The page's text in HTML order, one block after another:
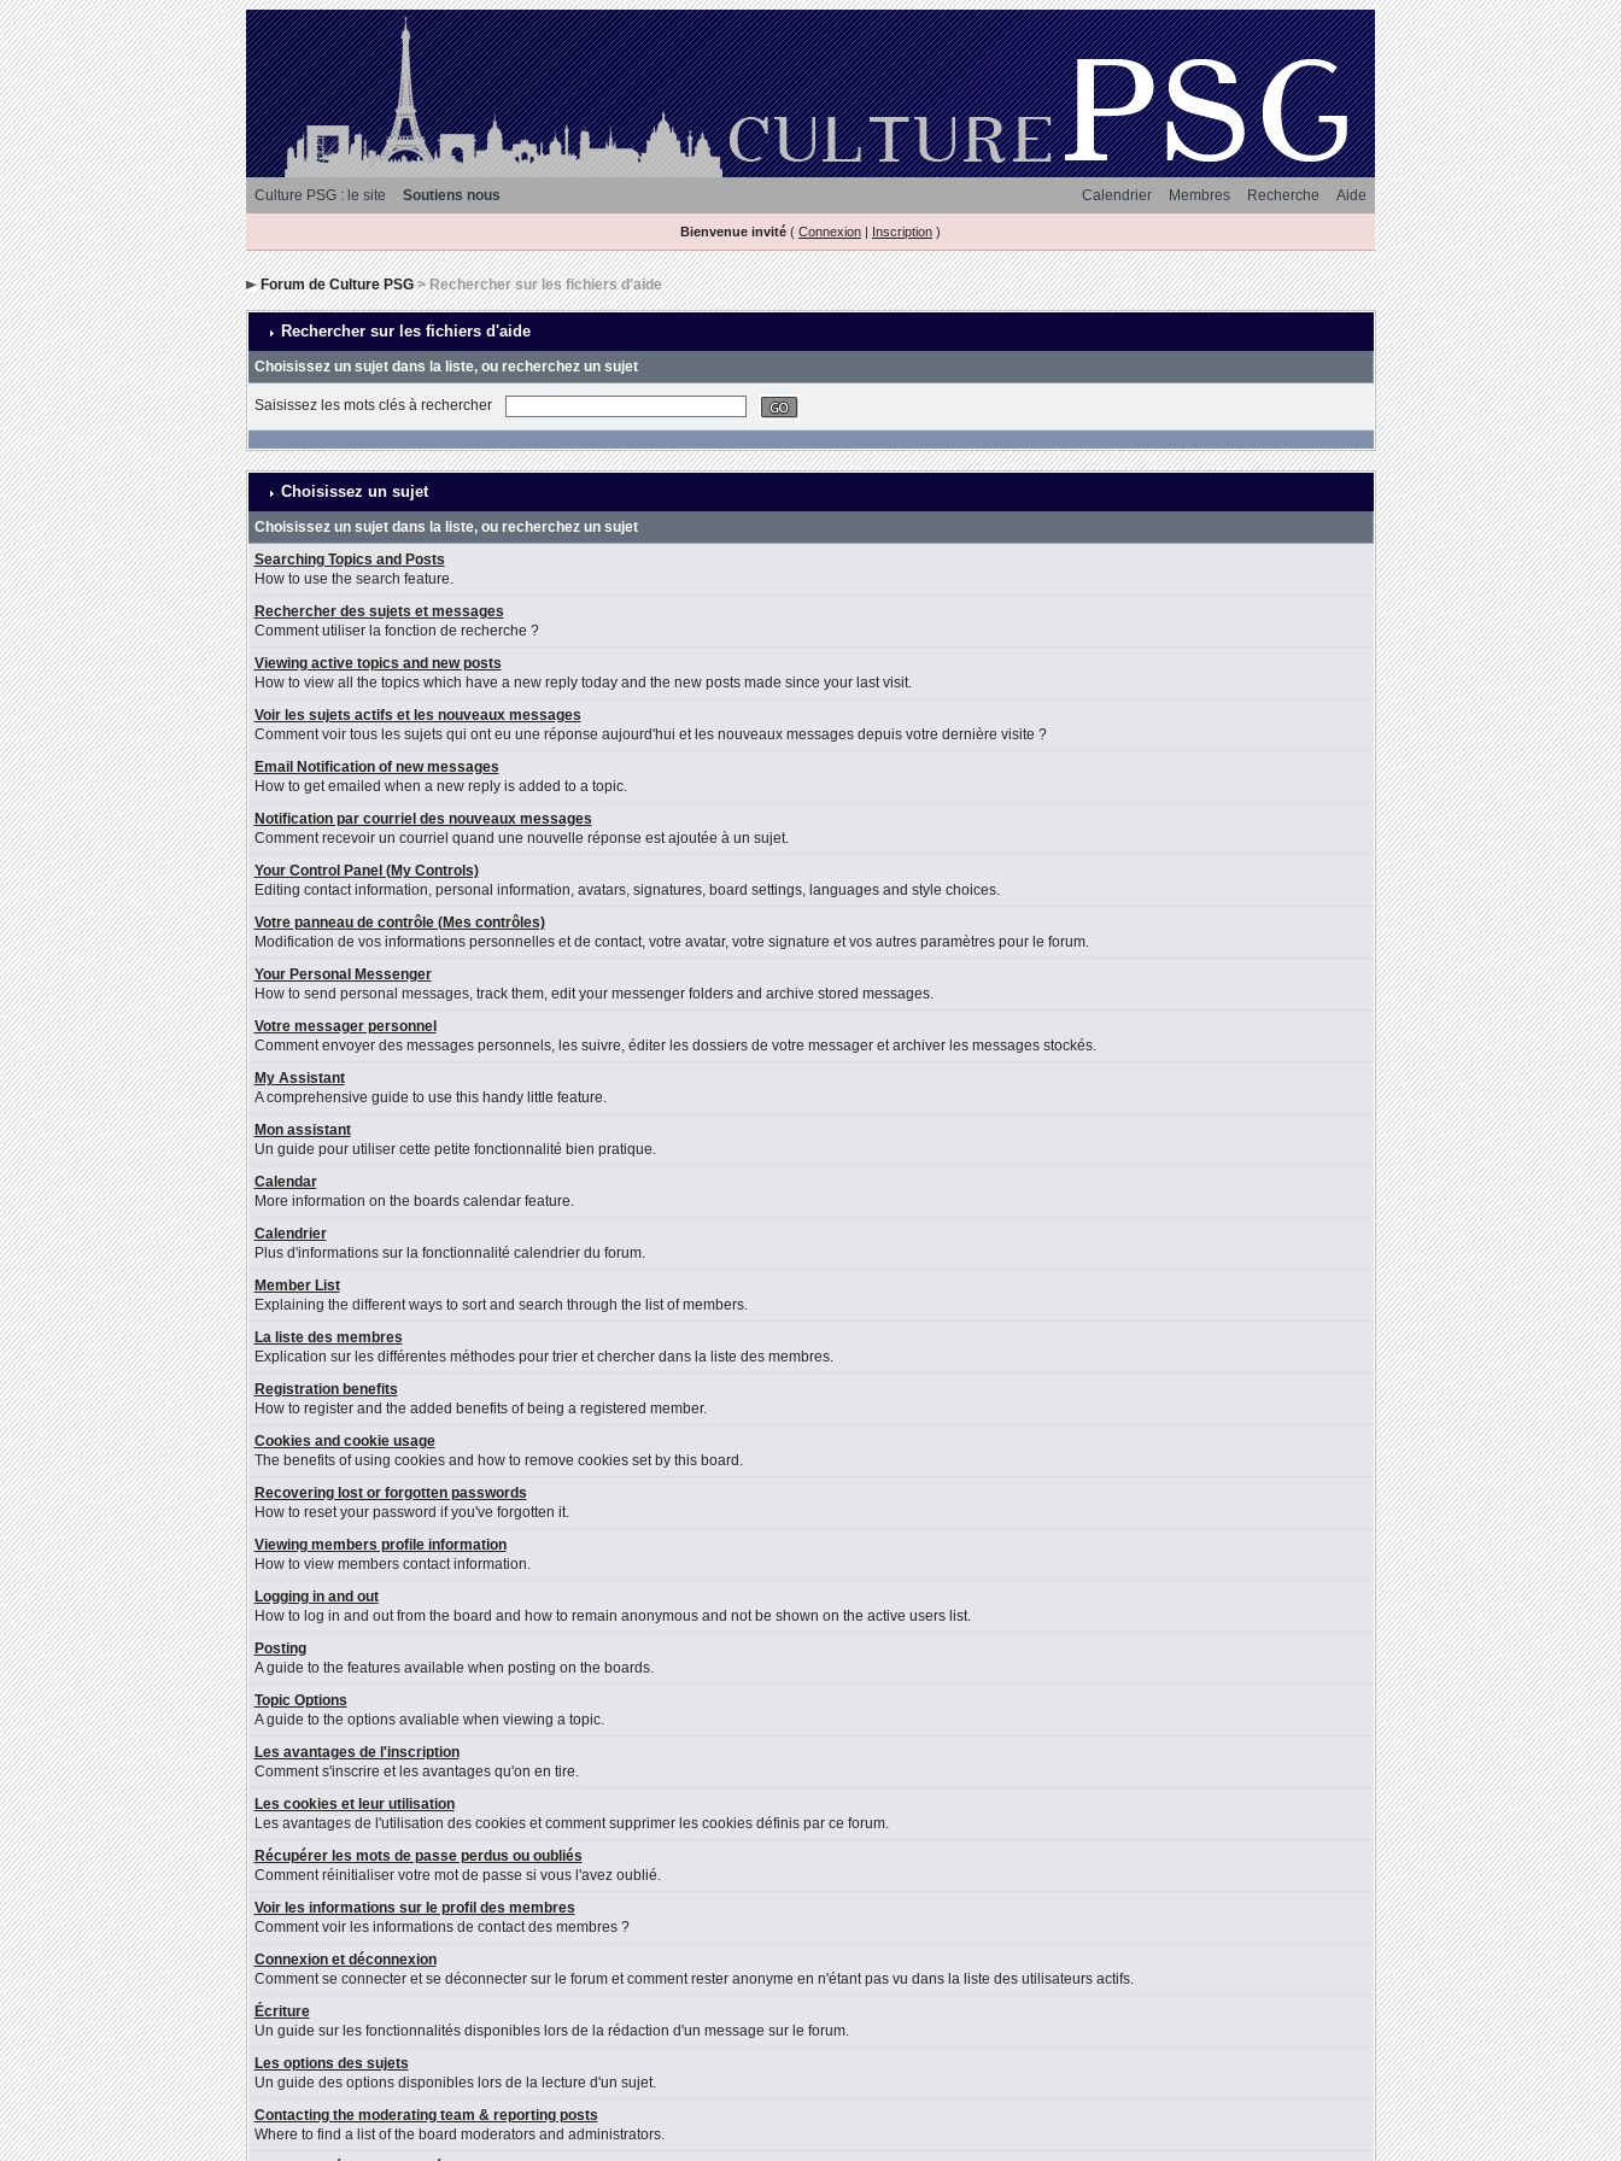
Culture PSG : le site Soutiens nous Aide
Recherche
Membres
Calendrier
Bienvenue invité ( Connexion | Inscription )
Forum de Culture PSG> Rechercher sur les fichiers d'aide
Rechercher sur les fichiers d'aide
Choisissez un sujet dans la liste, ou recherchez un sujet
Saisissez les mots clés à rechercher
Choisissez un sujet
Choisissez un sujet dans la liste, ou recherchez un sujet
Searching Topics and Posts
How to use the search feature.
Rechercher des sujets et messages
Comment utiliser la fonction de recherche ?
Viewing active topics and new posts
How to view all the topics which have a new reply today and the new posts made since your last visit.
Voir les sujets actifs et les nouveaux messages
Comment voir tous les sujets qui ont eu une réponse aujourd'hui et les nouveaux messages depuis votre dernière visite ?
Email Notification of new messages
How to get emailed when a new reply is added to a topic.
Notification par courriel des nouveaux messages
Comment recevoir un courriel quand une nouvelle réponse est ajoutée à un sujet.
Your Control Panel (My Controls)
Editing contact information, personal information, avatars, signatures, board settings, languages and style choices.
Votre panneau de contrôle (Mes contrôles)
Modification de vos informations personnelles et de contact, votre avatar, votre signature et vos autres paramètres pour le forum.
Your Personal Messenger
How to send personal messages, track them, edit your messenger folders and archive stored messages.
Votre messager personnel
Comment envoyer des messages personnels, les suivre, éditer les dossiers de votre messager et archiver les messages stockés.
My Assistant
A comprehensive guide to use this handy little feature.
Mon assistant
Un guide pour utiliser cette petite fonctionnalité bien pratique.
Calendar
More information on the boards calendar feature.
Calendrier
Plus d'informations sur la fonctionnalité calendrier du forum.
Member List
Explaining the different ways to sort and search through the list of members.
La liste des membres
Explication sur les différentes méthodes pour trier et chercher dans la liste des membres.
Registration benefits
How to register and the added benefits of being a registered member.
Cookies and cookie usage
The benefits of using cookies and how to remove cookies set by this board.
Recovering lost or forgotten passwords
How to reset your password if you've forgotten it.
Viewing members profile information
How to view members contact information.
Logging in and out
How to log in and out from the board and how to remain anonymous and not be shown on the active users list.
Posting
A guide to the features available when posting on the boards.
Topic Options
A guide to the options avaliable when viewing a topic.
Les avantages de l'inscription
Comment s'inscrire et les avantages qu'on en tire.
Les cookies et leur utilisation
Les avantages de l'utilisation des cookies et comment supprimer les cookies définis par ce forum.
Récupérer les mots de passe perdus ou oubliés
Comment réinitialiser votre mot de passe si vous l'avez oublié.
Voir les informations sur le profil des membres
Comment voir les informations de contact des membres ?
Connexion et déconnexion
Comment se connecter et se déconnecter sur le forum et comment rester anonyme en n'étant pas vu dans la liste des utilisateurs actifs.
Écriture
Un guide sur les fonctionnalités disponibles lors de la rédaction d'un message sur le forum.
Les options des sujets
Un guide des options disponibles lors de la lecture d'un sujet.
Contacting the moderating team & reporting posts
Where to find a list of the board moderators and administrators.